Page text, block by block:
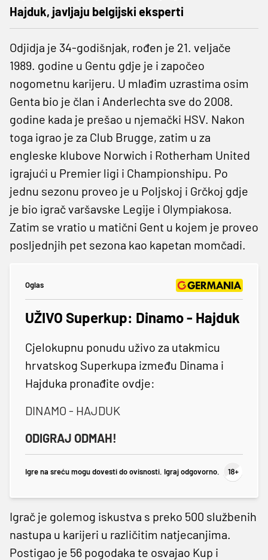
Hajduk, javljaju belgijski eksperti
Odjidja je 34-godišnjak, rođen je 21. veljače
1989. godine u Gentu gdje je i započeo
nogometnu karijeru. U mlađim uzrastima osim
Genta bio je član i Anderlechta sve do 2008.
godine kada je prešao u njemački HSV. Nakon
toga igrao je za Club Brugge, zatim u za
engleske klubove Norwich i Rotherham United
igrajući u Premier ligi i Championshipu. Po
jednu sezonu proveo je u Poljskoj i Grčkoj gdje
je bio igrač varšavske Legije i Olympiakosa.
Zatim se vratio u matični Gent u kojem je proveo
posljednjih pet sezona kao kapetan momčadi.
Oglas
UŽIVO Superkup: Dinamo - Hajduk
Cjelokupnu ponudu uživo za utakmicu
hrvatskog Superkupa između Dinama i
Hajduka pronađite ovdje:
DINAMO - HAJDUK
ODIGRAJ ODMAH!
Igre na sreću mogu dovesti do ovisnosti. Igraj odgovorno.
Igrač je golemog iskustva s preko 500 službenih
nastupa u karijeri u različitim natjecanjima.
Postigao je 56 pogodaka te osvajao Kup i